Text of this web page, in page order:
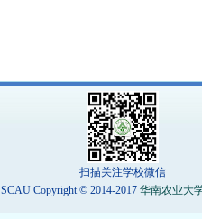
扫描关注学校微信
SCAU Copyright © 2014-2017 华南农业大